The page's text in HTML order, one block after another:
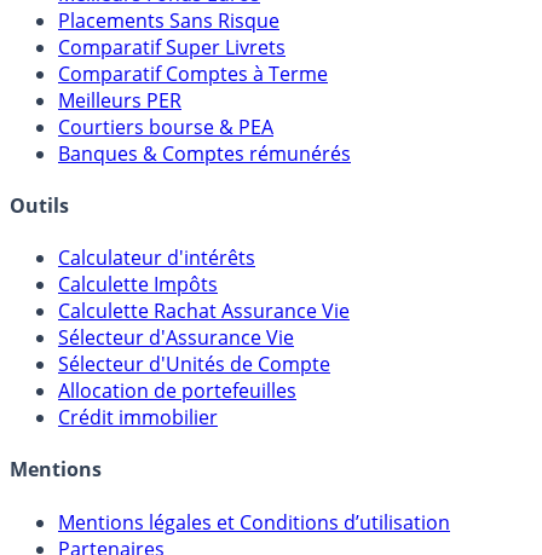
Meilleures Assurances-Vie
Meilleurs Fonds Euros
Placements Sans Risque
Comparatif Super Livrets
Comparatif Comptes à Terme
Meilleurs PER
Courtiers bourse & PEA
Banques & Comptes rémunérés
Outils
Calculateur d'intérêts
Calculette Impôts
Calculette Rachat Assurance Vie
Sélecteur d'Assurance Vie
Sélecteur d'Unités de Compte
Crédit immobilier
Mentions